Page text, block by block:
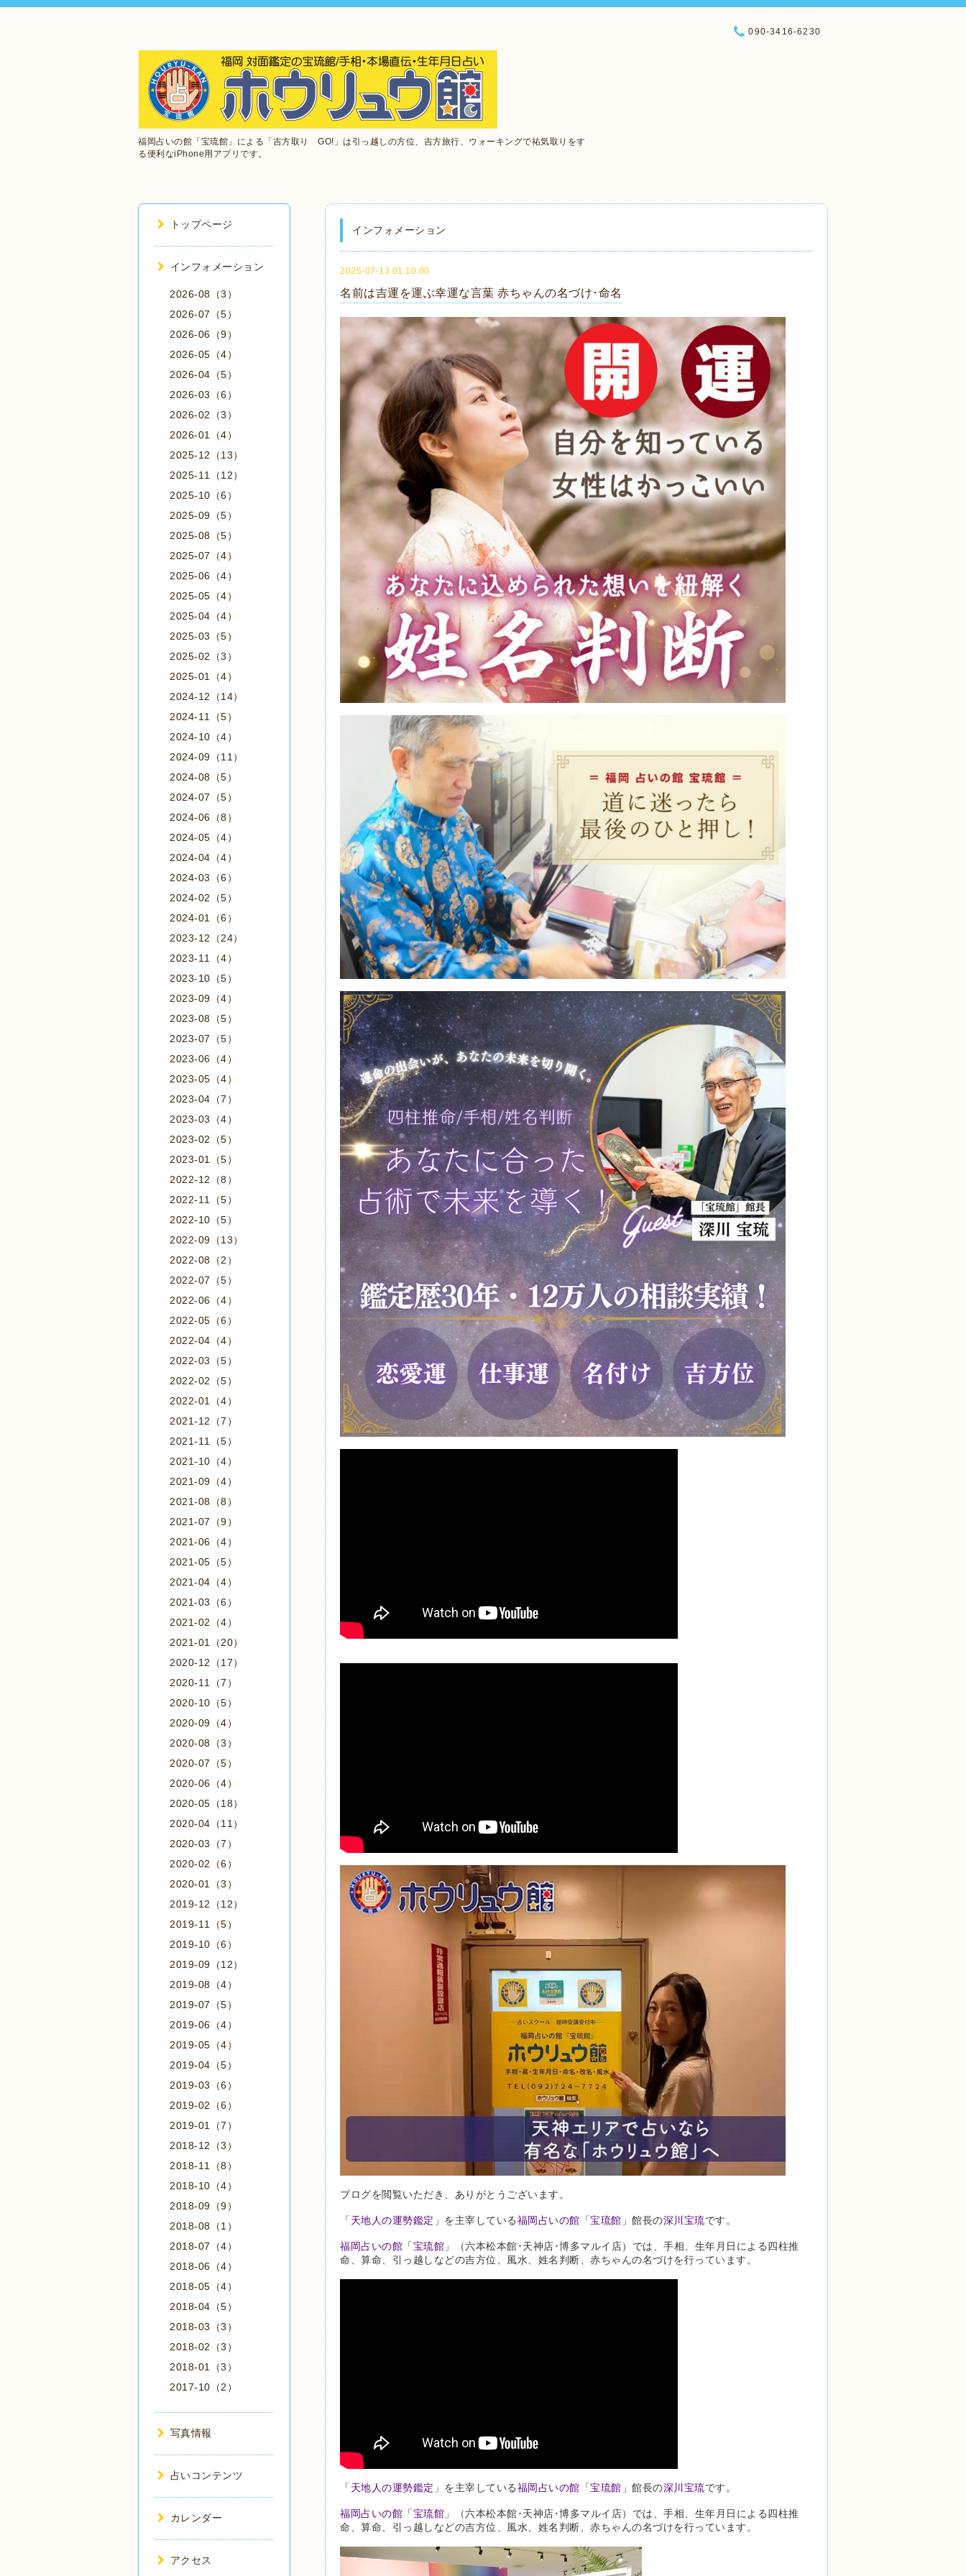
福岡占いの館「宝琉館」による「吉方取り GO!」は引っ越しの方位、吉方旅行、ウォーキングで祐気取りをす
る便利なiPhone用アプリです。
090-3416-6230
インフォメーション
2025-07-13 01:10:00
名前は吉運を運ぶ幸運な言葉 赤ちゃんの名づけ･命名
ブログを閲覧いただき、ありがとうございます。
「天地人の運勢鑑定」 を主宰している福岡占いの館「宝琉館」 館長の深川宝琉です。
福岡占いの館「宝琉館」
（六本松本館･天神店･博多マルイ店）では、手相、生年月日による四柱推
命、算命、引っ越しなどの吉方位、風水、姓名判断、赤ちゃんの名づけを行っています。
「天地人の運勢鑑定」 を主宰している福岡占いの館「宝琉館」 館長の深川宝琉です。
福岡占いの館「宝琉館」
（六本松本館･天神店･博多マルイ店）では、手相、生年月日による四柱推
命、算命、引っ越しなどの吉方位、風水、姓名判断、赤ちゃんの名づけを行っています。
トップページ
インフォメーション
2026-08（3）
2026-07（5）
2026-06（9）
2026-05（4）
2026-04（5）
2026-03（6）
2026-02（3）
2026-01（4）
2025-12（13）
2025-11（12）
2025-10（6）
2025-09（5）
2025-08（5）
2025-07（4）
2025-06（4）
2025-05（4）
2025-04（4）
2025-03（5）
2025-02（3）
2025-01（4）
2024-12（14）
2024-11（5）
2024-10（4）
2024-09（11）
2024-08（5）
2024-07（5）
2024-06（8）
2024-05（4）
2024-04（4）
2024-03（6）
2024-02（5）
2024-01（6）
2023-12（24）
2023-11（4）
2023-10（5）
2023-09（4）
2023-08（5）
2023-07（5）
2023-06（4）
2023-05（4）
2023-04（7）
2023-03（4）
2023-02（5）
2023-01（5）
2022-12（8）
2022-11（5）
2022-10（5）
2022-09（13）
2022-08（2）
2022-07（5）
2022-06（4）
2022-05（6）
2022-04（4）
2022-03（5）
2022-02（5）
2022-01（4）
2021-12（7）
2021-11（5）
2021-10（4）
2021-09（4）
2021-08（8）
2021-07（9）
2021-06（4）
2021-05（5）
2021-04（4）
2021-03（6）
2021-02（4）
2021-01（20）
2020-12（17）
2020-11（7）
2020-10（5）
2020-09（4）
2020-08（3）
2020-07（5）
2020-06（4）
2020-05（18）
2020-04（11）
2020-03（7）
2020-02（6）
2020-01（3）
2019-12（12）
2019-11（5）
2019-10（6）
2019-09（12）
2019-08（4）
2019-07（5）
2019-06（4）
2019-05（4）
2019-04（5）
2019-03（6）
2019-02（6）
2019-01（7）
2018-12（3）
2018-11（8）
2018-10（4）
2018-09（9）
2018-08（1）
2018-07（4）
2018-06（4）
2018-05（4）
2018-04（5）
2018-03（3）
2018-02（3）
2018-01（3）
2017-10（2）
写真情報
占いコンテンツ
カレンダー
アクセス